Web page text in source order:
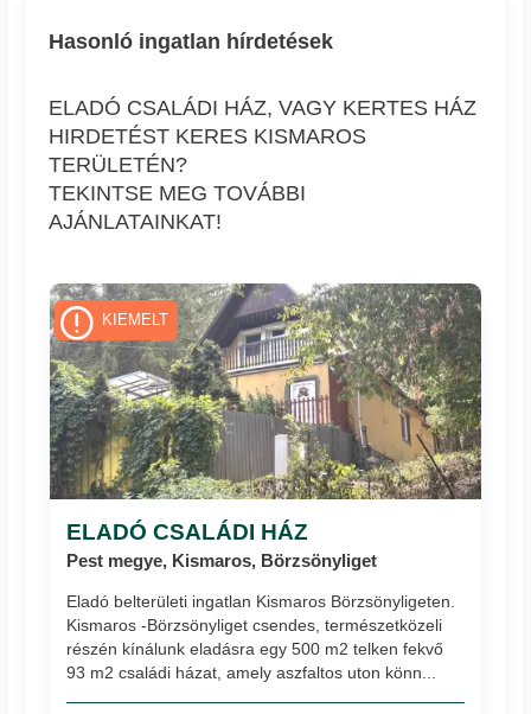
Hasonló ingatlan hírdetések
ELADÓ CSALÁDI HÁZ, VAGY KERTES HÁZ
HIRDETÉST KERES KISMAROS
TERÜLETÉN?
TEKINTSE MEG TOVÁBBI
AJÁNLATAINKAT!
ELADÓ CSALÁDI HÁZ
Pest megye, Kismaros, Börzsönyliget
Eladó belterületi ingatlan Kismaros Börzsönyligeten.
Kismaros -Börzsönyliget csendes, természetközeli
részén kínálunk eladásra egy 500 m2 telken fekvő
93 m2 családi házat, amely aszfaltos uton könn...
KIEMELT